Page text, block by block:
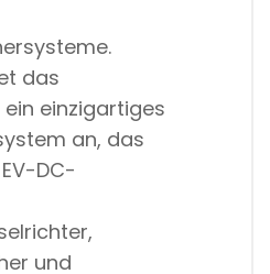
das
einzigartiges
an, das
DC-
und